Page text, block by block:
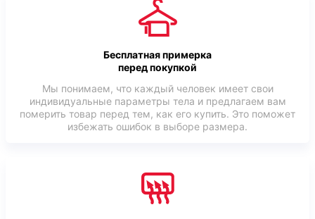
Бесплатная примерка
перед покупкой
Мы понимаем, что каждый человек имеет свои
индивидуальные параметры тела и предлагаем вам
померить товар перед тем, как его купить. Это поможет
избежать ошибок в выборе размера.